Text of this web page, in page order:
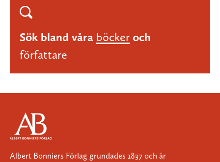
Sök bland våra böcker och
författare
Albert Bonniers Förlag grundades 1837 och är